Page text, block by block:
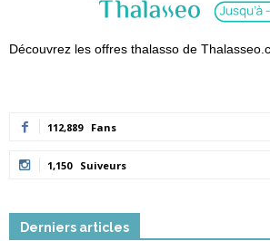
Découvrez les offres thalasso de
112,889 Fans
1,150 Suiveurs
Derniers articles